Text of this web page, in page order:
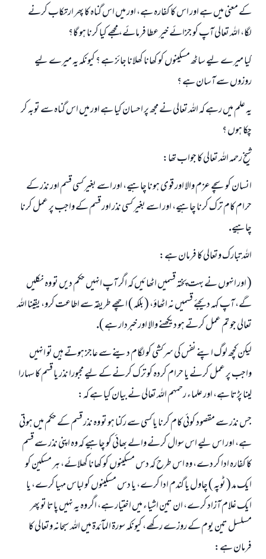
كے معنى ميں ہے اور اس كا كفارہ ہے، اور ميں اس گناہ كا پھر ارتكاب كرنے
لگا، اللہ تعالى آپ كو جزائے خير عطا فرمائے، مجھے كيا كرنا ہو گا؟
كيا ميرے ليے ساٹھ مسكينوں كو كھانا كھلانا جائز ہے ؟ كيونكہ يہ ميرے ليے
روزوں سے آسان ہے ؟
يہ علم ميں رہے كہ اللہ تعالى نے مجھ پر احسان كيا ہے اور ميں اس گناہ سے توبہ كر
چكا ہوں ؟
شيخ رحمہ اللہ تعالى كا جواب تھا:
انسان كو سچے عزم والا اور قوى ہونا چاہيے، اور اسے بغير كسى قسم اور نذر كے
حرام كام ترك كرنا چاہيے، اور اسے بغير كسى نذر اور قسم كے واجب پر عمل كرنا
چاہيے.
اللہ تبارك وتعالى كا فرمان ہے:
( اور انہوں نے بہت پختہ قسميں اٹھائيں كہ اگر آپ انہيں حكم ديں تو وہ نكليں
گے، آپ كہہ ديجئے قسميں نہ اٹھاؤ، ( بلكہ ) اچھے طريقہ سے اطاعت كرو، يقينا اللہ
تعالى جو تم عمل كرتے ہو ديكھنے والا اور خبردار ہے ).
ليكن كچھ لوگ اپنے نفس كى سركشى كو لگام دينے سے عاجز ہوتے ہيں تو انہيں
واجب پر عمل كرنے يا حرام كردہ كو ترك كرنے كے ليے مجبورا نذر يا قسم كا سہارا
لينا پڑتا ہے، اور علماء رحمہم اللہ تعالى نے بيان كيا ہے كہ:
جس نذر سے مقصود كوئى كام كرنا يا كسى سے ركنا ہو تو وہ نذر قسم كے حكم ميں ہوتى
ہے، اور اس ليے اس سوال كرنے والے بھائى كو چاہيے كہ وہ اپنى نذر سے قسم
كا كفارہ ادا كر دے، وہ اس طرح كہ دس مسكينوں كو كھانا كھلائے، ہر مسكين كو
ايك مد ( ٹوپہ ) چاول يا گندم ادا كرے، يا دس مسكينوں كو لباس مہيا كرے، يا
ايك غلام آزاد كرے، ان تين اشياء ميں اختيار ہے، اگر وہ يہ نہيں پاتا تو پھر
مسلسل تين يوم كے روزے ركھے، كيونكہ سورۃ المآئدۃ ميں اللہ سبحانہ وتعالى كا
فرمان ہے: